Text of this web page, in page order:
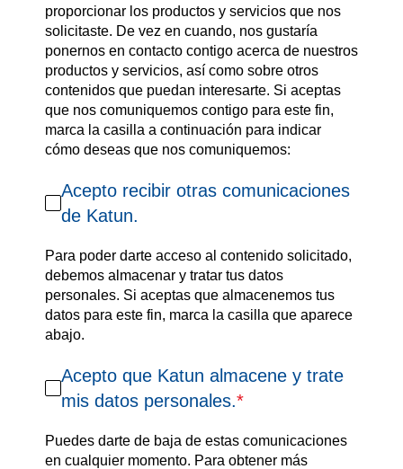
proporcionar los productos y servicios que nos
solicitaste. De vez en cuando, nos gustaría
ponernos en contacto contigo acerca de nuestros
productos y servicios, así como sobre otros
contenidos que puedan interesarte. Si aceptas
que nos comuniquemos contigo para este fin,
marca la casilla a continuación para indicar
cómo deseas que nos comuniquemos:
Acepto recibir otras comunicaciones
de Katun.
Para poder darte acceso al contenido solicitado,
debemos almacenar y tratar tus datos
personales. Si aceptas que almacenemos tus
datos para este fin, marca la casilla que aparece
abajo.
Acepto que Katun almacene y trate
mis datos personales.*
Puedes darte de baja de estas comunicaciones
en cualquier momento. Para obtener más